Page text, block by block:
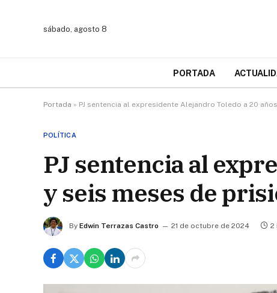
sábado, agosto 8
PORTADA
Portada » PJ sentencia al expresidente Alejandro Toledo a 20
POLÍTICA
PJ sentencia al
y seis meses de
By Edwin Terrazas Castro 21 de octubre de 2024 2